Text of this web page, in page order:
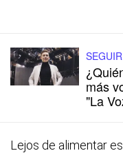
más
"La
Lejos de alimentar